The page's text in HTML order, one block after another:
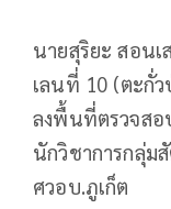
นายสุริยะ สอน
เลนที่ 10 (ตะกั่
ลงพื้นที่ตรวจสอ
นักวิชาการกลุ่ม
ศวอบ.ภูเก็ต